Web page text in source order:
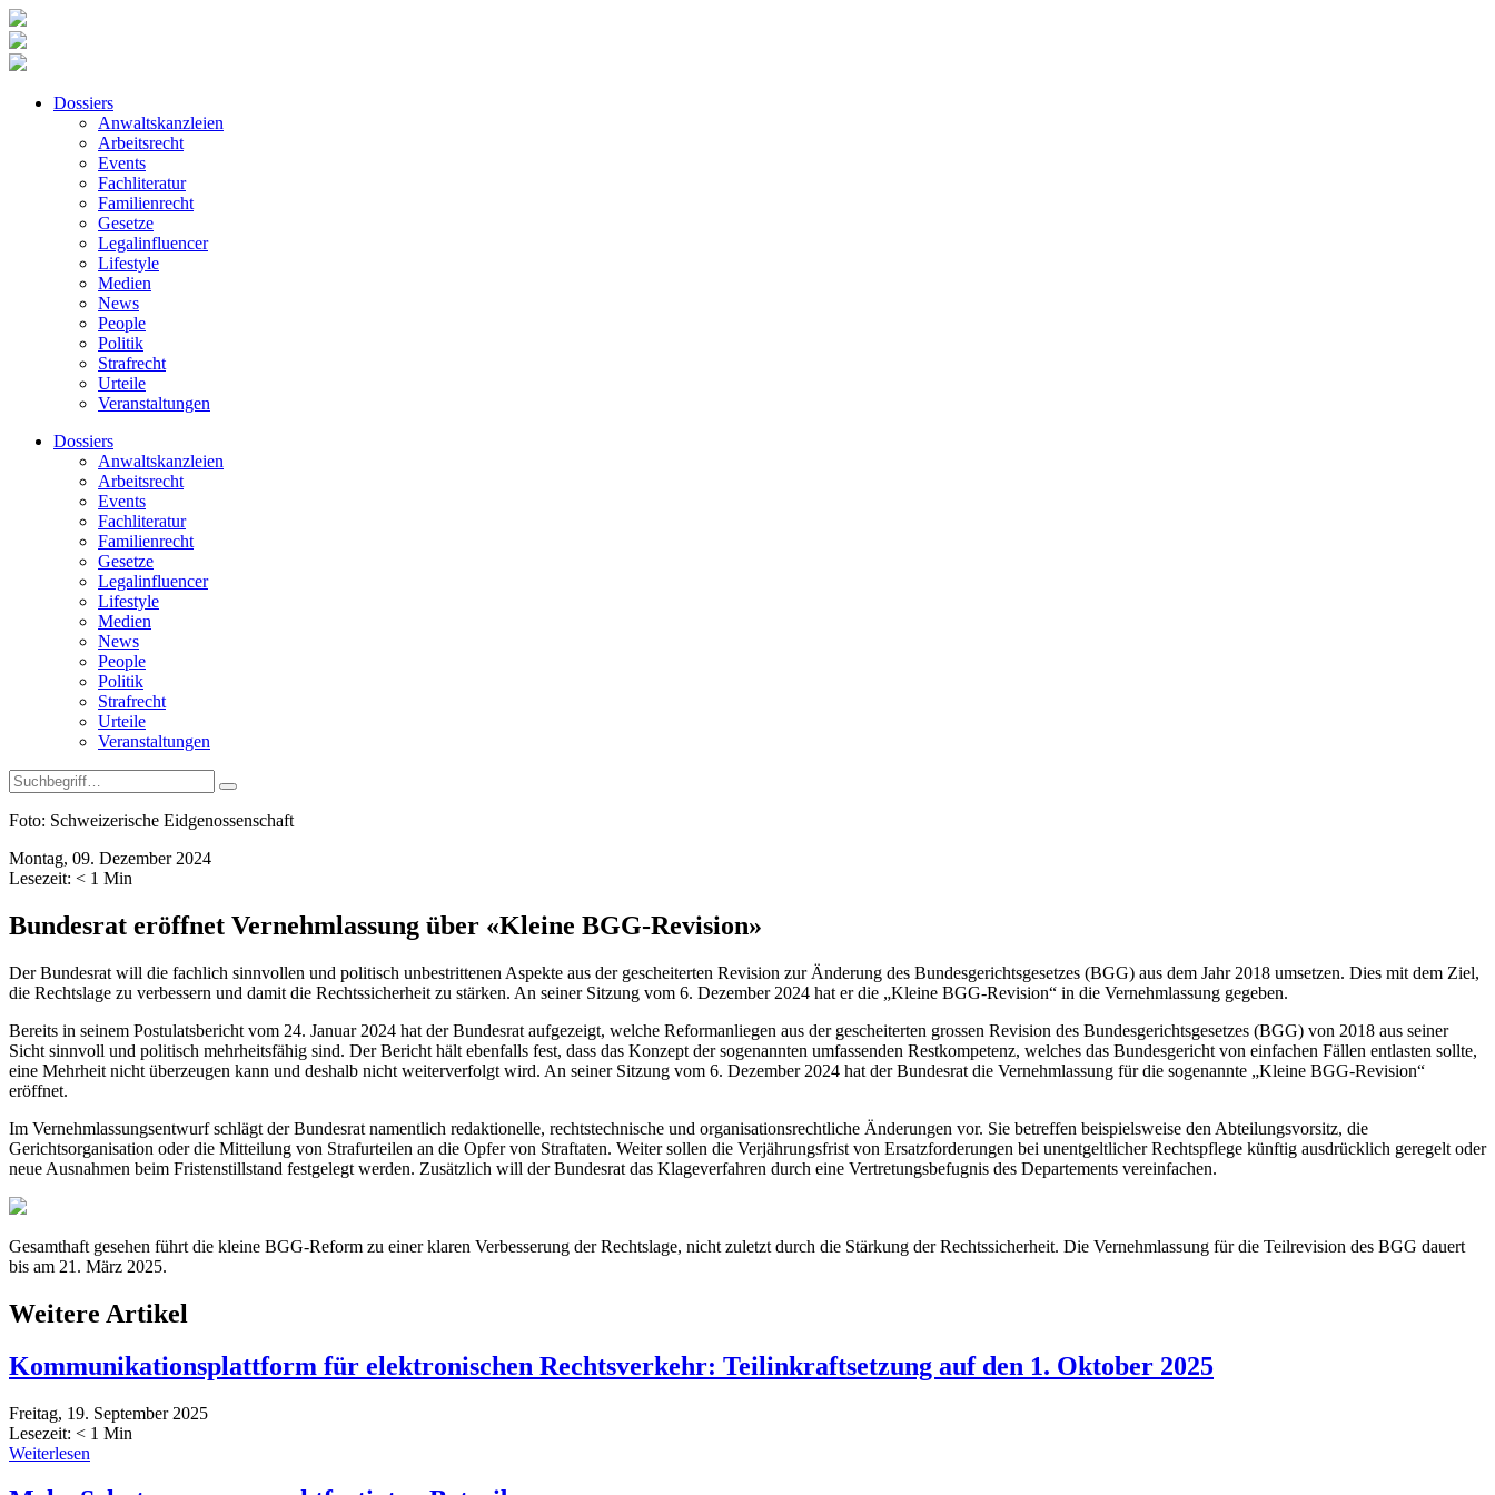
Dossiers
Anwaltskanzleien
Arbeitsrecht
Events
Fachliteratur
Familienrecht
Gesetze
Legalinfluencer
Lifestyle
Medien
News
People
Politik
Strafrecht
Urteile
Veranstaltungen
Dossiers
Anwaltskanzleien
Arbeitsrecht
Events
Fachliteratur
Familienrecht
Gesetze
Legalinfluencer
Lifestyle
Medien
News
People
Politik
Strafrecht
Urteile
Veranstaltungen
Foto: Schweizerische Eidgenossenschaft
Montag, 09. Dezember 2024
Lesezeit: < 1 Min
Bundesrat eröffnet Vernehmlassung über «Kleine BGG-Revision»
Der Bundesrat will die fachlich sinnvollen und politisch unbestrittenen Aspekte aus der gescheiterten Revision zur Änderung des Bundesgerichtsgesetzes (BGG) aus dem Jahr 2018 umsetzen. Dies mit dem Ziel,
die Rechtslage zu verbessern und damit die Rechtssicherheit zu stärken. An seiner Sitzung vom 6. Dezember 2024 hat er die „Kleine BGG-Revision“ in die Vernehmlassung gegeben.
Bereits in seinem Postulatsbericht vom 24. Januar 2024 hat der Bundesrat aufgezeigt, welche Reformanliegen aus der gescheiterten grossen Revision des Bundesgerichtsgesetzes (BGG) von 2018 aus seiner
Sicht sinnvoll und politisch mehrheitsfähig sind. Der Bericht hält ebenfalls fest, dass das Konzept der sogenannten umfassenden Restkompetenz, welches das Bundesgericht von einfachen Fällen entlasten sollte,
eine Mehrheit nicht überzeugen kann und deshalb nicht weiterverfolgt wird. An seiner Sitzung vom 6. Dezember 2024 hat der Bundesrat die Vernehmlassung für die sogenannte „Kleine BGG-Revision“
eröffnet.
Im Vernehmlassungsentwurf schlägt der Bundesrat namentlich redaktionelle, rechtstechnische und organisationsrechtliche Änderungen vor. Sie betreffen beispielsweise den Abteilungsvorsitz, die
Gerichtsorganisation oder die Mitteilung von Strafurteilen an die Opfer von Straftaten. Weiter sollen die Verjährungsfrist von Ersatzforderungen bei unentgeltlicher Rechtspflege künftig ausdrücklich geregelt oder
neue Ausnahmen beim Fristenstillstand festgelegt werden. Zusätzlich will der Bundesrat das Klageverfahren durch eine Vertretungsbefugnis des Departements vereinfachen.
Gesamthaft gesehen führt die kleine BGG-Reform zu einer klaren Verbesserung der Rechtslage, nicht zuletzt durch die Stärkung der Rechtssicherheit. Die Vernehmlassung für die Teilrevision des BGG dauert
bis am 21. März 2025.
Weitere Artikel
Kommunikationsplattform für elektronischen Rechtsverkehr: Teilinkraftsetzung auf den 1. Oktober 2025
Freitag, 19. September 2025
Lesezeit: < 1 Min
Weiterlesen